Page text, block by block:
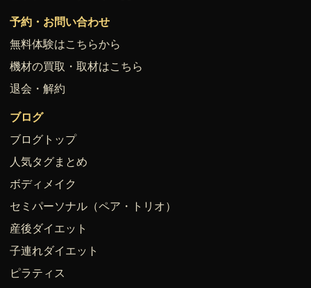
予約・お問い合わせ
無料体験はこちらから
機材の買取・取材はこちら
退会・解約
ブログ
ブログトップ
人気タグまとめ
ボディメイク
セミパーソナル（ペア・トリオ）
産後ダイエット
子連れダイエット
ピラティス